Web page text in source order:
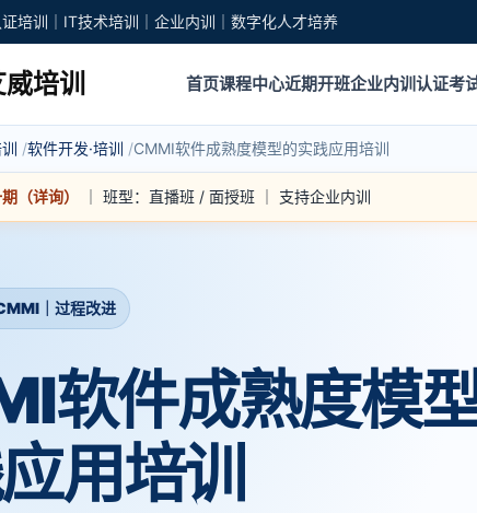
培训｜IT技术培训｜企业内训｜数字化人才培养
培训 首页课程中心近期开班企业内训认证考
软件开发·培训 CMMI软件成熟度模型的实践应用培训
（详询） ｜ 班型：直播班 / 面授班 ｜ 支持企业内训
｜过程改进
软件成熟度模
用培训